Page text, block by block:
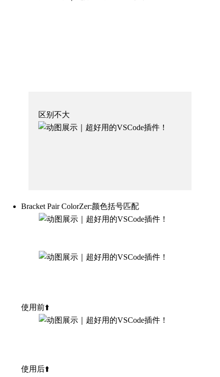
区别不大
Bracket Pair ColorZer:颜色括号匹配
使用前⬆️
使用后⬆️